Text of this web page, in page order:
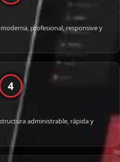
profesional, responsive y
4
administrable, rápida y